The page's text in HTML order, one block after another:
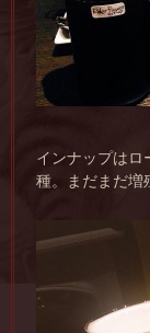
インナップはロ
種。まだまだ増